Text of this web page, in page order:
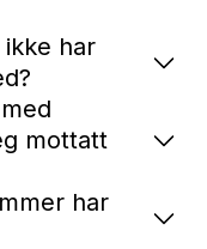
har
mottatt
har